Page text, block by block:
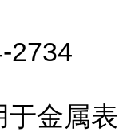
2734
于金属表